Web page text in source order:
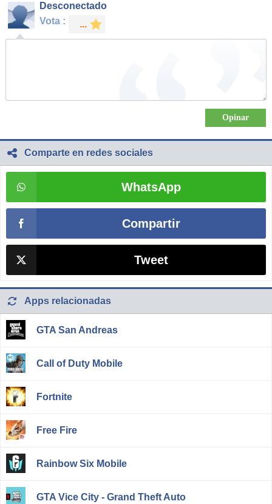
Desconectado
Vota :
Comparte en redes sociales
WhatsApp
Compartir
Tweet
Apps relacionadas
GTA San Andreas
Call of Duty Mobile
Fortnite
Free Fire
Rainbow Six Mobile
GTA Vice City - Grand Theft Auto